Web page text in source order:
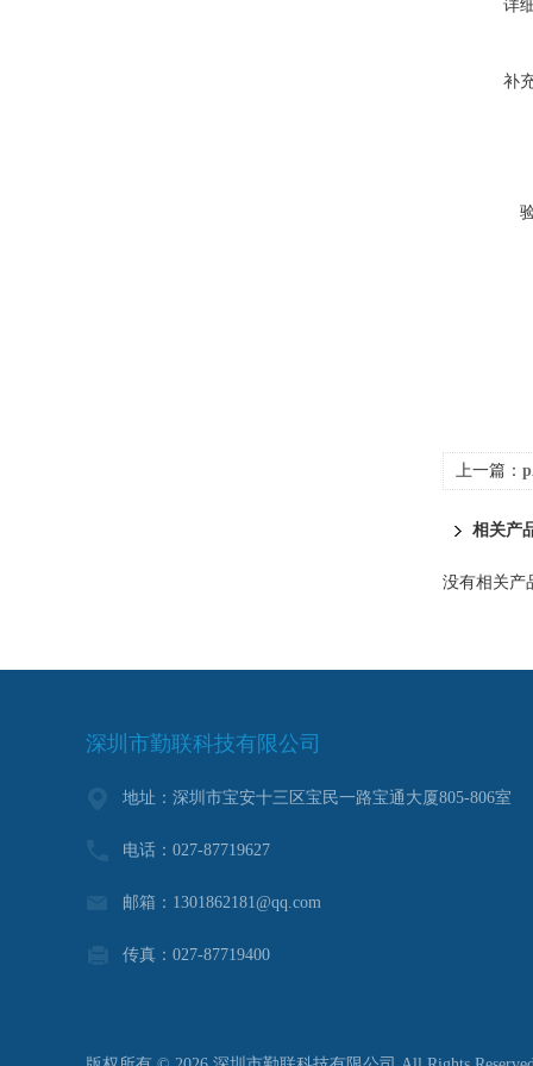
详
补
上一篇：
相关产
没有相关产
深圳市勤联科技有限公司
地址：深圳市宝安十三区宝民一路宝通大厦805-806室
电话：027-87719627
邮箱：1301862181@qq.com
传真：027-87719400